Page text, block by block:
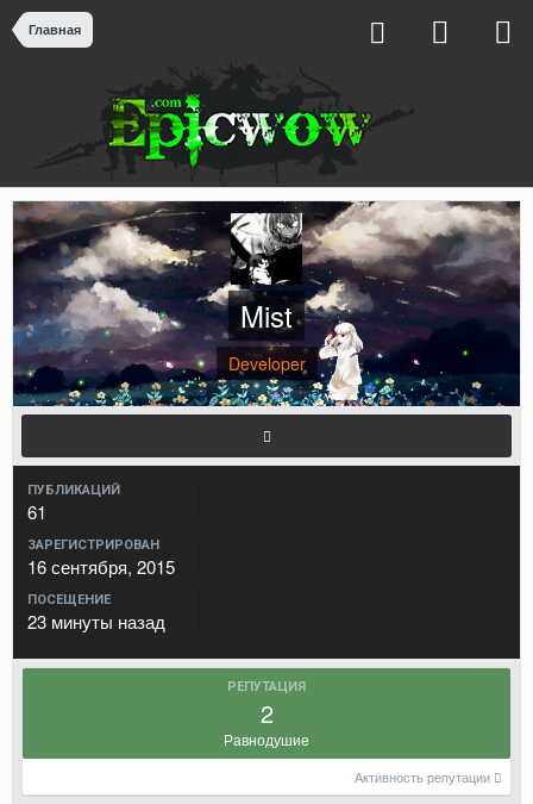
Главная
Mist
Developer
ПУБЛИКАЦИЙ
61
ЗАРЕГИСТРИРОВАН
16 сентября, 2015
ПОСЕЩЕНИЕ
23 минуты назад
РЕПУТАЦИЯ
2
Равнодушие
Активность репутации